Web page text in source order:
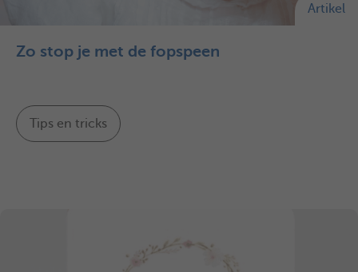
Artikel
Zo stop je met de fopspeen
Tips en tricks